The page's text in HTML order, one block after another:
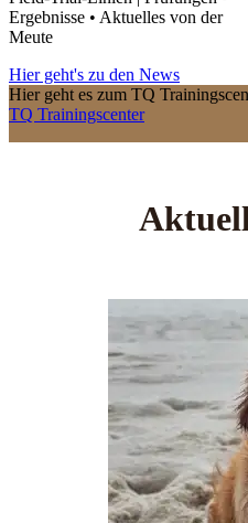
Ergebnisse • Aktuelles von der
Meute
Hier geht's zu den News
Hier geht es zum TQ
TQ Trainingscenter